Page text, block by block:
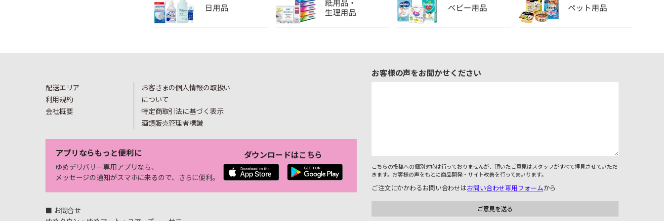
配送エリア
利用規約
会社概要
お客さまの個人情報の取扱い
について
特定商取引法に基づく表示
酒類販売管理者標識
アプリならもっと便利に
ゆめデリバリー専用アプリなら、
メッセージの通知がスマホに来るので、さらに便利。
ダウンロードはこちら
■ お問合せ
お客様の声をお聞かせください
こちらの投稿への個別対応は行っておりませんが、頂いたご意見はスタッフがすべて拝見させていただ
きます。お客様の声をもとに商品開発・サイト改善を行ってまいります。
ご注文にかかわるお問い合わせはお問い合わせ専用フォームから